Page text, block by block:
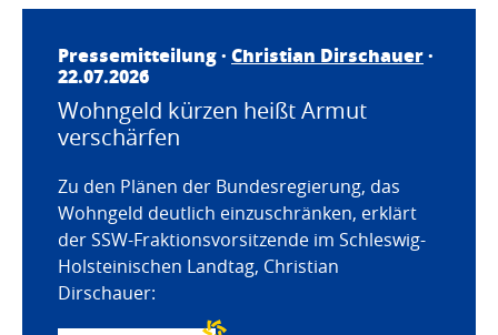
Pressemitteilung · Christian Dirschauer·
22.07.2026
Wohngeld kürzen heißt Armut
verschärfen
Zu den Plänen der Bundesregierung, das
Wohngeld deutlich einzuschränken, erklärt
der SSW-Fraktionsvorsitzende im Schleswig-
Holsteinischen Landtag, Christian
Dirschauer: